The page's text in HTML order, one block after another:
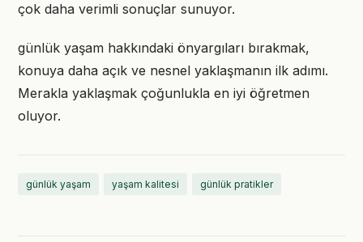
çok daha verimli sonuçlar sunuyor.
günlük yaşam hakkındaki önyargıları bırakmak,
konuya daha açık ve nesnel yaklaşmanın ilk adımı.
Merakla yaklaşmak çoğunlukla en iyi öğretmen
oluyor.
günlük yaşam yaşam kalitesi günlük pratikler